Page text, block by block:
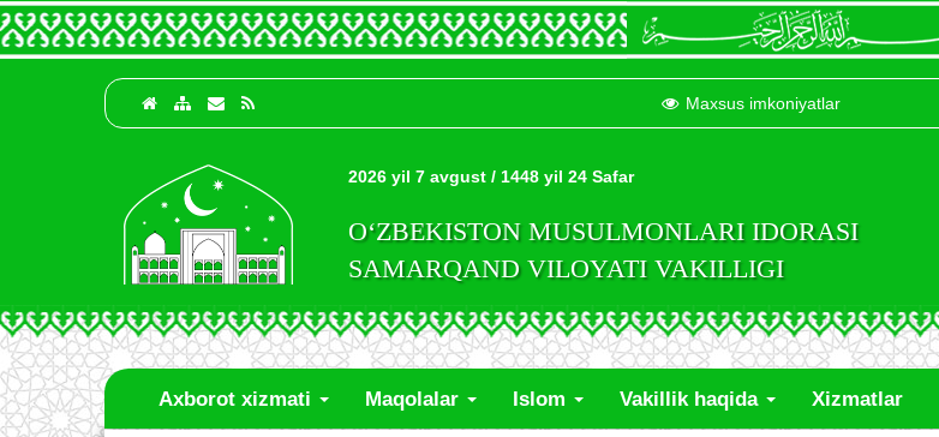
Maxsus imkoniyatlar
2026 yil 7 avgust / 1448 yil 24 Safar
O‘ZBEKISTON MUSULMONLARI IDORASI
SAMARQAND VILOYATI VAKILLIGI
Axborot xizmati Maqolalar Islom Vakillik haqida Xizmatlar